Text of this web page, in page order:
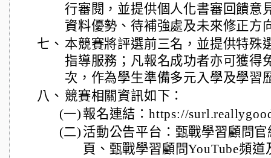
行審閱，並提供個人化書審回饋意
資料優勢、待補強處及未來修正方
七、 本競賽將評選前三名，並提供特殊
指導服務；凡報名成功者亦可獲得
次，作為學生準備多元入學及學習
八、 競賽相關資訊如下：
(一) 報名連結：https://
(二) 活動公告平台：甄戰學習顧問
頁、甄戰學習顧問YouTube頻